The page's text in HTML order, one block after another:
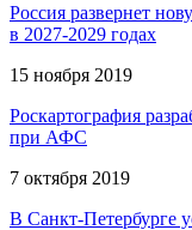
Россия развернет
в 2027-2029 годах
15 ноября 2019
Роскартография
при АФС
7 октября 2019
В Санкт-Петербурге